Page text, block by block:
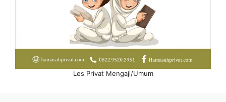
Les Privat Mengaji/Umum